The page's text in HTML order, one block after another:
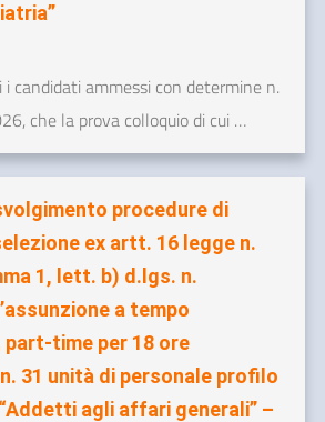
candidati ammessi con determine n.
che la prova colloquio di cui …
procedure di
ex artt. 16 legge n.
1, lett. b) d.lgs. n.
a tempo
time per 18 ore
31 unità di personale profilo
agli affari generali” –